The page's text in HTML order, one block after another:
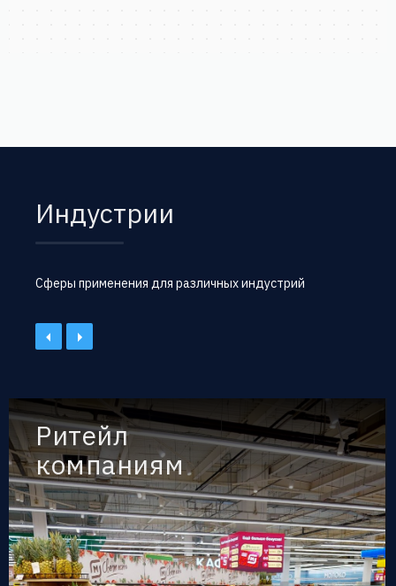
Индустрии
Сферы применения для различных индустрий
Ритейл
компаниям